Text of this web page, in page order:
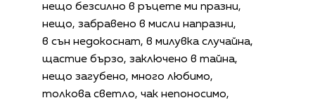
нещо безсилно в ръцете ми празни,
нещо, забравено в мисли напразни,
в сън недокоснат, в милувка случайна,
щастие бързо, заключено в тайна,
нещо загубено, много любимо,
толкова светло, чак непоносимо,